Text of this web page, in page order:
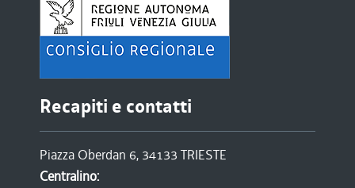
Recapiti e contatti
Piazza Oberdan 6, 34133 TRIESTE
Centralino: